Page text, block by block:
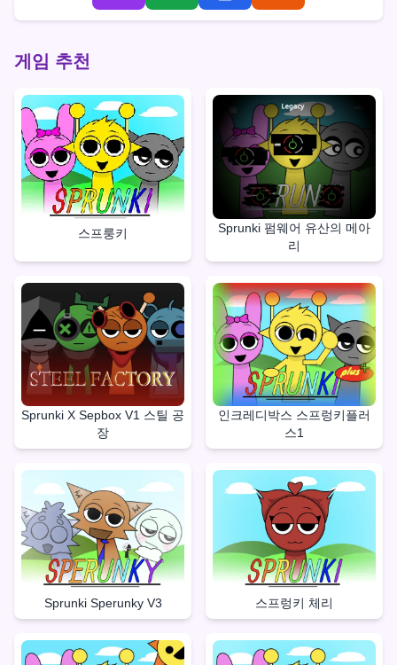
게임 추천
스프룽키
Sprunki 펌웨어 유산의 메아
리
Sprunki X Sepbox V1 스틸 공
장
인크레디박스 스프렁키플러
스1
Sprunki Sperunky V3 스프렁키 체리